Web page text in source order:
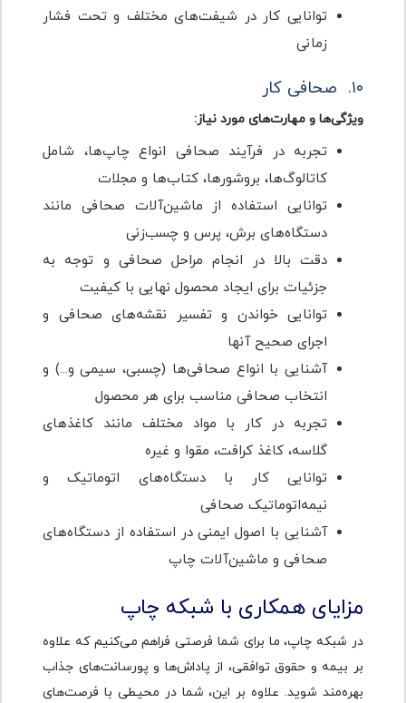
توانایی کار در شیفت‌های مختلف و تحت فشار
زمانی
۱۰. صحافی کار
ویژگی‌ها و مهارت‌های مورد نیاز:
تجربه در فرآیند صحافی انواع چاپ‌ها، شامل
کاتالوگ‌ها، بروشورها، کتاب‌ها و مجلات
توانایی استفاده از ماشین‌آلات صحافی مانند
دستگاه‌های برش، پرس و چسب‌زنی
دقت بالا در انجام مراحل صحافی و توجه به
جزئیات برای ایجاد محصول نهایی با کیفیت
توانایی خواندن و تفسیر نقشه‌های صحافی و
اجرای صحیح آنها
آشنایی با انواع صحافی‌ها (چسبی، سیمی و...) و
انتخاب صحافی مناسب برای هر محصول
تجربه در کار با مواد مختلف مانند کاغذهای
گلاسه، کاغذ کرافت، مقوا و غیره
توانایی کار با دستگاه‌های اتوماتیک و
نیمه‌اتوماتیک صحافی
آشنایی با اصول ایمنی در استفاده از دستگاه‌های
صحافی و ماشین‌آلات چاپ
مزایای همکاری با شبکه چاپ
در شبکه چاپ، ما برای شما فرصتی فراهم می‌کنیم که علاوه
بر بیمه و حقوق توافقی، از پاداش‌ها و پورسانت‌های جذاب
بهره‌مند شوید. علاوه بر این، شما در محیطی با فرصت‌های